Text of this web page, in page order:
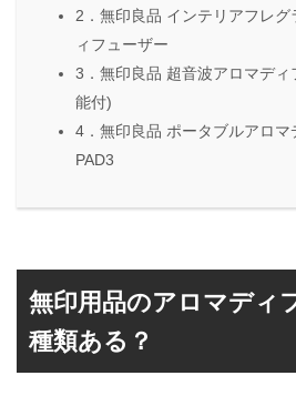
2．無印良品 インテリアフレ
ィフューザー
3．無印良品 超音波アロマデ
能付)
4．無印良品 ポータブルアロ
PAD3
無印用品のアロマディ
種類ある？